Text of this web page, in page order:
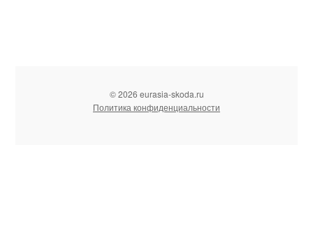
© 2026 eurasia-skoda.ru
Политика конфиденциальности